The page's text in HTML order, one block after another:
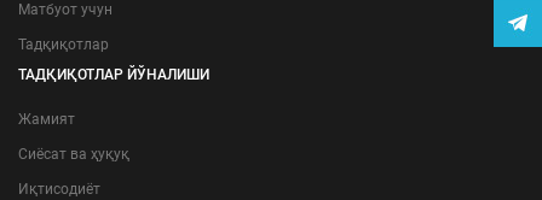
Матбуот учун
Тадқиқотлар
ТАДҚИҚОТЛАР ЙЎНАЛИШИ
Жамият
Сиёсат ва ҳуқуқ
Иқтисодиёт